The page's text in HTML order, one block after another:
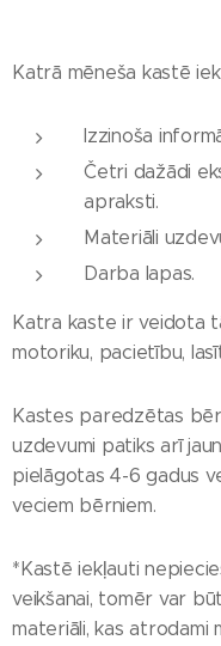
Katrā mēneša kastē
Izzinoša
Četri dažādi
apraksti.
Materiāli
Darba lapas.
Katra kaste ir veidota
motoriku, pacietību,
Kastes paredzētas
uzdevumi patiks arī
pielāgotas 4-6 gadus
veciem bērniem.
*Kastē iekļauti
veikšanai, tomēr var
materiāli, kas atrodami